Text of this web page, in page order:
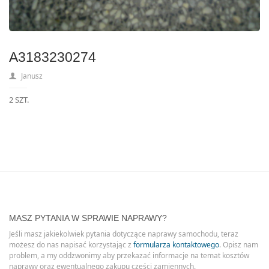
A3183230274
Janusz
2 SZT.
MASZ PYTANIA W SPRAWIE NAPRAWY?
Jeśli masz jakiekolwiek pytania dotyczące naprawy samochodu, teraz
możesz do nas napisać korzystając z formularza kontaktowego. Opisz nam
problem, a my oddzwonimy aby przekazać informacje na temat kosztów
naprawy oraz ewentualnego zakupu części zamiennych.